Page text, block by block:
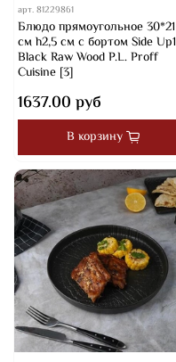
арт.81229861
Блюдо прямоугольное 30*21
см h2,5 см с бортом Side Up1
Black Raw Wood P.L. Proff
Cuisine [3]
1637.00 руб
В корзину